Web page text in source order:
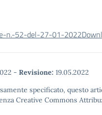
n.-52-del-27-01-2022
- Revisione: 19.05.2022
specificato, questo
Creative Commons